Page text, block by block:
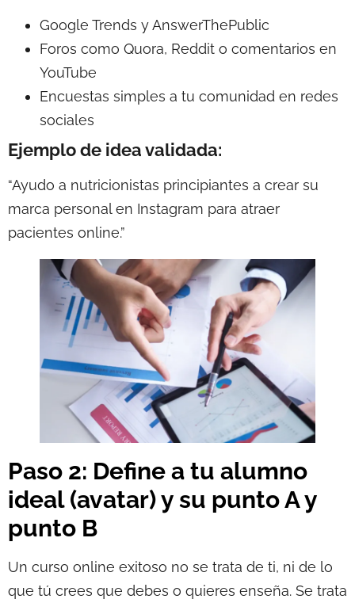
Google Trends y AnswerThePublic
Foros como Quora, Reddit o comentarios en
YouTube
Encuestas simples a tu comunidad en redes
sociales
Ejemplo de idea validada:
“Ayudo a nutricionistas principiantes a crear su
marca personal en Instagram para atraer
pacientes online.”
Paso 2: Define a tu alumno
ideal (avatar) y su punto A y
punto B
Un curso online exitoso no se trata de ti, ni de lo
que tú crees que debes o quieres enseña. Se trata